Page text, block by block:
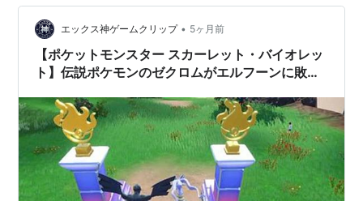
エックス神ゲームクリップ • 5ヶ月前
【ポケットモンスター スカーレット・バイオレッ
ト】伝説ポケモンのゼクロムがエルフーンに敗